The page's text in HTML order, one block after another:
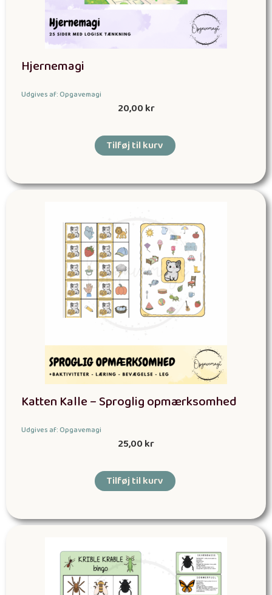
Hjernemagi
Udgives af: Opgavemagi
20,00kr
Tilføj til kurv
Katten Kalle – Sproglig opmærksomhed
Udgives af: Opgavemagi
25,00kr
Tilføj til kurv